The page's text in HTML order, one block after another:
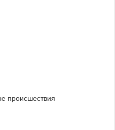
происшествия